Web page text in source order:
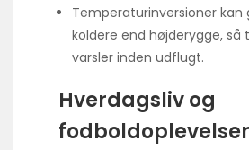
Temperatur­inversioner kan
koldere end højderygge, så
varsler inden udflugt.
Hverdagsliv og